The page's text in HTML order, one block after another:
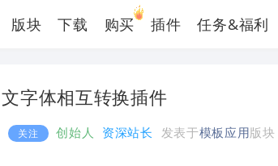
版块 下载 购买 插件 任务&福利
字体相互转换插件
关注 创始人 资深站长 发表于模板应用版块